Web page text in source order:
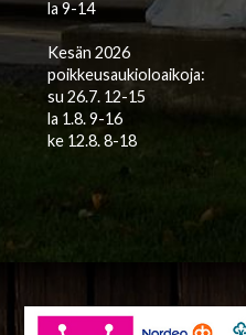
la 9-14
Kesän 2026
poikkeusaukioloaikoja:
su 26.7. 12-15
la 1.8. 9-16
ke 12.8. 8-18